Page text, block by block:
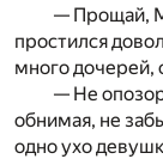
— Прощай,
простился
много дочерей,
— Не
обнимая, не
одно ухо